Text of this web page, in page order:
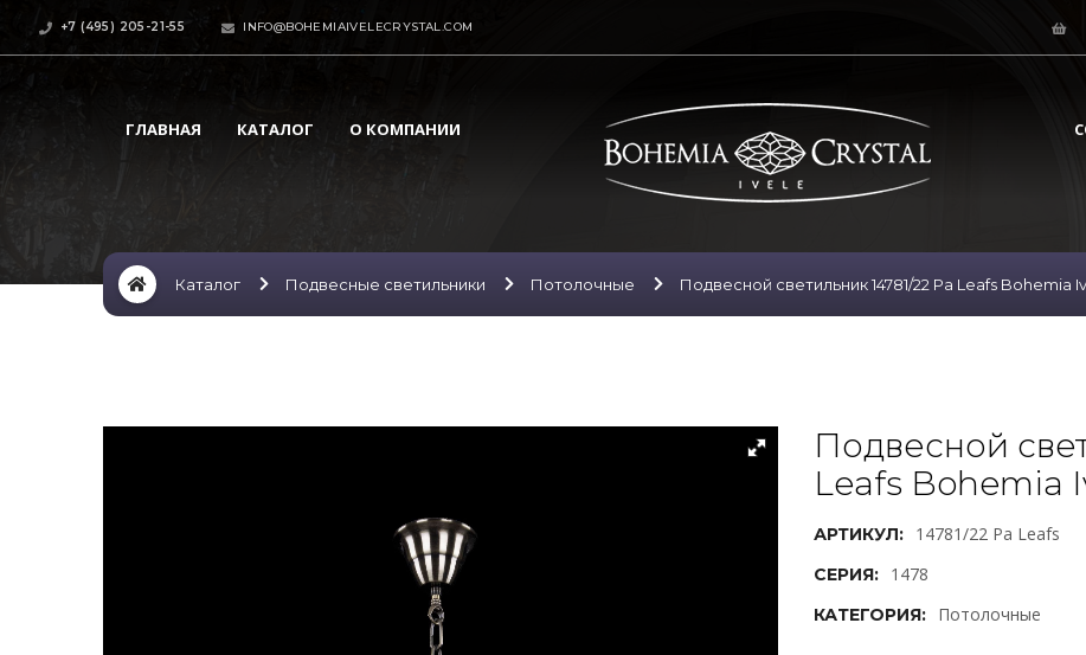
+7 (495) 205-21-55 INFO@BOHEMIAIVELECRYSTAL.COM
ГЛАВНАЯ КАТАЛОГ О КОМПАНИИ
Каталог Подвесные светильники Потолочные Подвесной светильник 14781/22 Pa Leafs Bohemia
Подвесной
Leafs Bohemia
АРТИКУЛ: 14781/22 Pa Leafs
СЕРИЯ: 1478
КАТЕГОРИЯ: Потолочные